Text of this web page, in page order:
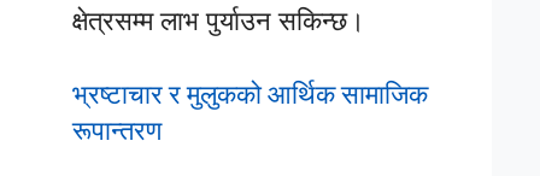
क्षेत्रसम्म लाभ पुर्याउन सकिन्छ।
भ्रष्टाचार र मुलुकको आर्थिक सामाजिक
रूपान्तरण